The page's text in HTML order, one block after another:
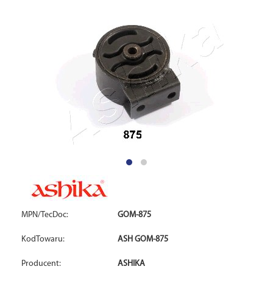
MPN/TecDoc: GOM-875
KodTowaru: ASH GOM-875
Producent: ASHIKA